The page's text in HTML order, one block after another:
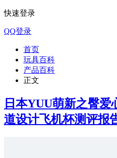
快速登录
QQ登录
首页
玩具百科
产品百科
正文
日本YUU萌新之臀爱
道设计飞机杯测评报